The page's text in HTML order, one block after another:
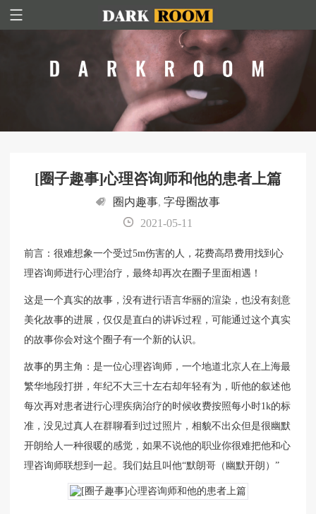
[圈子趣事]心理咨询师和他的患者上篇
圈内趣事, 字母圈故事
2021-05-11
前言：很难想象一个受过5m伤害的人，花费高昂费用找到心
理咨询师进行心理治疗，最终却再次在圈子里面相遇！
这是一个真实的故事，没有进行语言华丽的渲染，也没有刻意
美化故事的进展，仅仅是直白的讲诉过程，可能通过这个真实
的故事你会对这个圈子有一个新的认识。
故事的男主角：是一位心理咨询师，一个地道北京人在上海最
繁华地段打拼，年纪不大三十左右却年轻有为，听他的叙述他
每次再对患者进行心理疾病治疗的时候收费按照每小时1k的标
准，没见过真人在群聊看到过过照片，相貌不出众但是很幽默
开朗给人一种很暖的感觉，如果不说他的职业你很难把他和心
理咨询师联想到一起。我们姑且叫他“默朗哥（幽默开朗）”